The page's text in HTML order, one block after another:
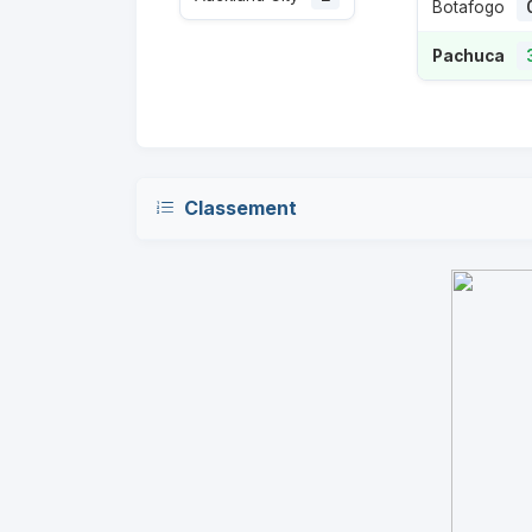
Botafogo
Pachuca
Classement